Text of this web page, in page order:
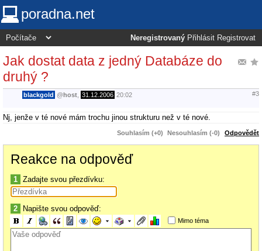
poradna.net
Neregistrovaný Přihlásit Registrovat
Jak dostat data z jedný Databáze do
druhý ?
blackgold @host 31.12.2006 20:02 #3
Nj, jenže v té nové mám trochu jinou strukturu než v té nové.
Souhlasím (+0) Nesouhlasím (-0) Odpovědět
Reakce na odpověď
1 Zadajte svou přezdívku:
2 Napište svou odpověď:
Mimo téma